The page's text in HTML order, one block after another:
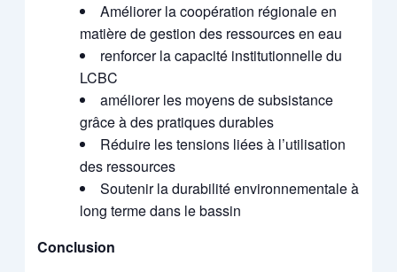
Améliorer la coopération régionale en
matière de gestion des ressources en eau
renforcer la capacité institutionnelle du
LCBC
améliorer les moyens de subsistance
grâce à des pratiques durables
Réduire les tensions liées à l’utilisation
des ressources
Soutenir la durabilité environnementale à
long terme dans le bassin
Conclusion